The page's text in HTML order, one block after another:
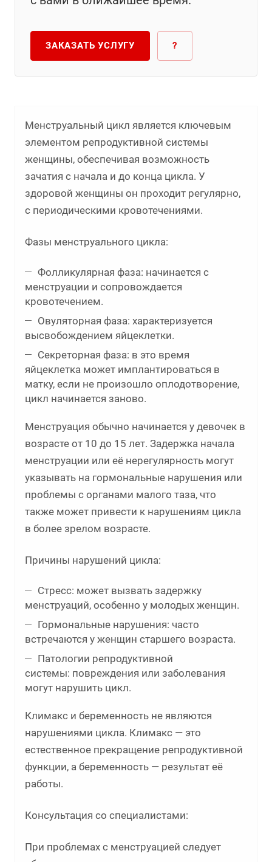
ЗАКАЗАТЬ УСЛУГУ ?
Менструальный цикл является ключевым
элементом репродуктивной системы
женщины, обеспечивая возможность
зачатия с начала и до конца цикла. У
здоровой женщины он проходит регулярно,
с периодическими кровотечениями.
Фазы менструального цикла:
Фолликулярная фаза: начинается с
менструации и сопровождается
кровотечением.
Овуляторная фаза: характеризуется
высвобождением яйцеклетки.
Секреторная фаза: в это время
яйцеклетка может имплантироваться в
матку, если не произошло оплодотворение,
цикл начинается заново.
Менструация обычно начинается у девочек в
возрасте от 10 до 15 лет. Задержка начала
менструации или её нерегулярность могут
указывать на гормональные нарушения или
проблемы с органами малого таза, что
также может привести к нарушениям цикла
в более зрелом возрасте.
Причины нарушений цикла:
Стресс: может вызвать задержку
менструаций, особенно у молодых женщин.
Гормональные нарушения: часто
встречаются у женщин старшего возраста.
Патологии репродуктивной
системы: повреждения или заболевания
могут нарушить цикл.
Климакс и беременность не являются
нарушениями цикла. Климакс — это
естественное прекращение репродуктивной
функции, а беременность — результат её
работы.
Консультация со специалистами:
При проблемах с менструацией следует